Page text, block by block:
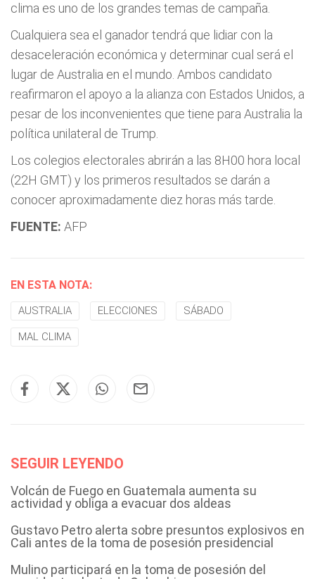
clima es uno de los grandes temas de campaña.
Cualquiera sea el ganador tendrá que lidiar con la
desaceleración económica y determinar cual será el
lugar de Australia en el mundo. Ambos candidato
reafirmaron el apoyo a la alianza con Estados Unidos, a
pesar de los inconvenientes que tiene para Australia la
política unilateral de Trump.
Los colegios electorales abrirán a las 8H00 hora local
(22H GMT) y los primeros resultados se darán a
conocer aproximadamente diez horas más tarde.
FUENTE: AFP
EN ESTA NOTA:
AUSTRALIA ELECCIONES SÁBADO
MAL CLIMA
SEGUIR LEYENDO
Volcán de Fuego en Guatemala aumenta su
actividad y obliga a evacuar dos aldeas
Gustavo Petro alerta sobre presuntos explosivos en
Cali antes de la toma de posesión presidencial
Mulino participará en la toma de posesión del